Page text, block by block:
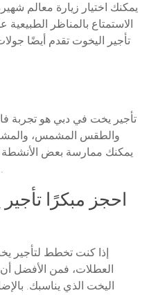
يمكنك اختيار زيارة معالم
الاستمتاع بالمناظر
تأجير اليخوت تقدم أيضًا
تأجير يخت في دبي هو تجربة
والطقس المشمس،
يمكنك ممارسة بعض الأنشطة
على سطح اليخت مع مشروب بارد.
احجز مبكرًا
إذا كنت تخطط لتأجير
العطلات، فمن الأفضل
اليخت الذي يناسبك.